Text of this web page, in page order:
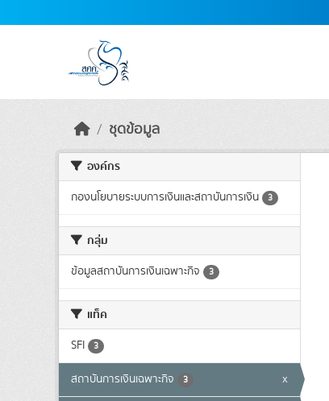
ชุดข้อมูล
องค์กร
กองนโยบายระบบการเงินและสถาบันการเงิน 3
กลุ่ม
ข้อมูลสถาบันการเงินเฉพาะกิจ 3
แท็ค
SFI 3
สถาบันการเงินเฉพาะกิจ 3 x